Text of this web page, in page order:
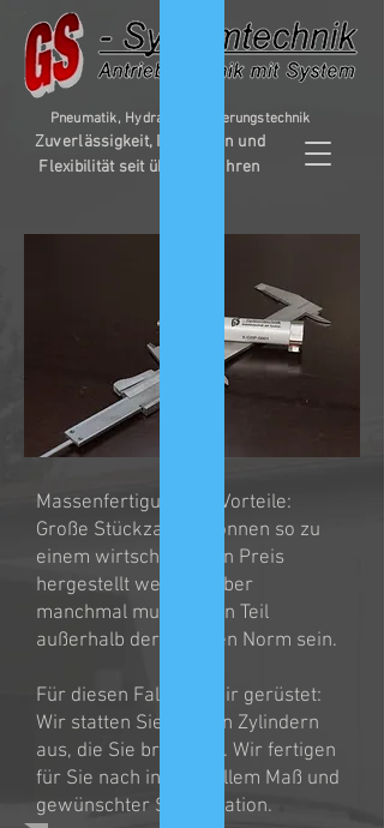
Zuverlässigkeit, Innovation und
Flexibilität seit über 40 Jahren
Pneumatik, Hydrauli k, Steuerungstechnik
Massenfertigung hat Vorteile:
Große Stückzahlen können so zu
einem wirtschaftlichen Preis
hergestellt werden. Aber
manchmal muss es ein Teil
außerhalb der üblichen Norm sein.
Für diesen Fall sind wir gerüstet:
Wir statten Sie mit den Zylindern
aus, die Sie brauchen. Wir fertigen
für Sie nach individuellem Maß und
gewünschter Spezifikation.